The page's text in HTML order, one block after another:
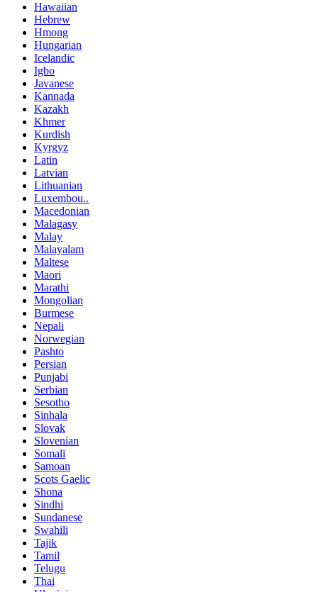
Hawaiian
Hebrew
Hmong
Hungarian
Icelandic
Igbo
Javanese
Kannada
Kazakh
Khmer
Kurdish
Kyrgyz
Latin
Latvian
Lithuanian
Luxembou..
Macedonian
Malagasy
Malay
Malayalam
Maltese
Maori
Marathi
Mongolian
Burmese
Nepali
Norwegian
Pashto
Persian
Punjabi
Serbian
Sesotho
Sinhala
Slovak
Slovenian
Somali
Samoan
Scots Gaelic
Shona
Sindhi
Sundanese
Swahili
Tajik
Tamil
Telugu
Thai